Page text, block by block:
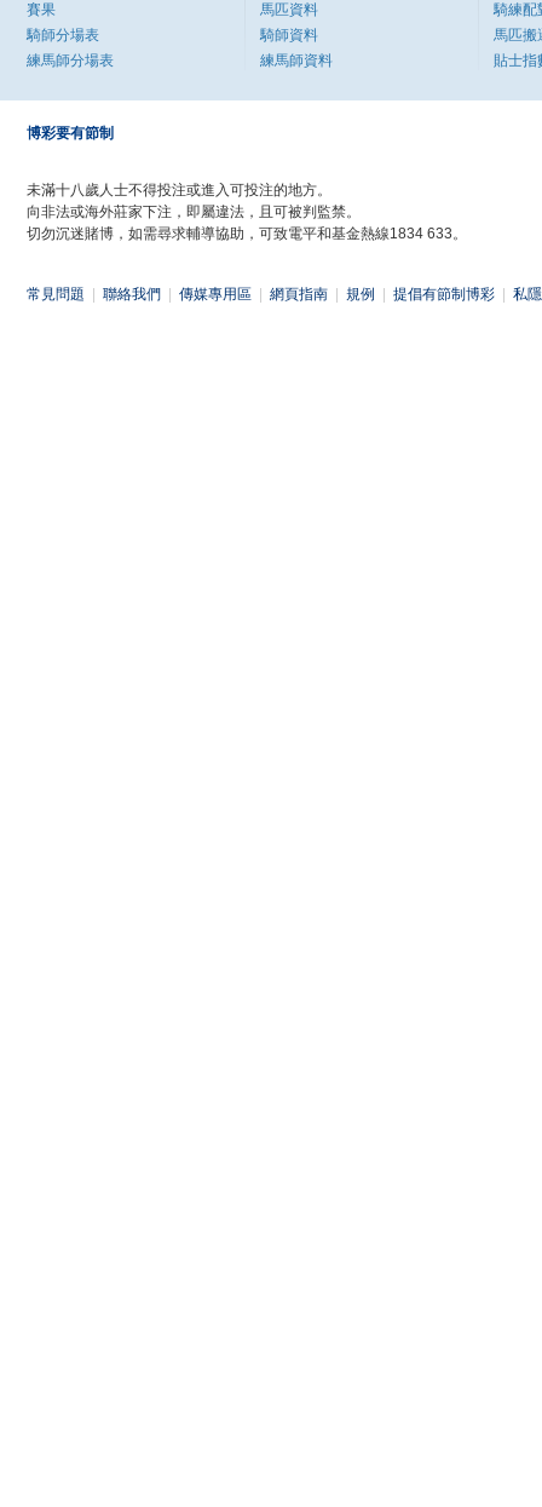
賽果
騎師分場表
練馬師分場表
馬匹資料
騎師資料
練馬師資料
騎練配
馬匹搬
貼士指
博彩要有節制
未滿十八歲人士不得投注或進入可投注的地方。
向非法或海外莊家下注，即屬違法，且可被判監禁。
切勿沉迷賭博，如需尋求輔導協助，可致電平和基金熱線1834 633。
常見問題 聯絡我們 傳媒專用區 網頁指南 規例 提倡有節制博彩 私